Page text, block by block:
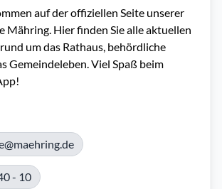
auf der offiziellen Seite unserer
Mähring. Hier finden Sie alle aktuellen
um das Rathaus, behördliche
Gemeindeleben. Viel Spaß beim
- 10